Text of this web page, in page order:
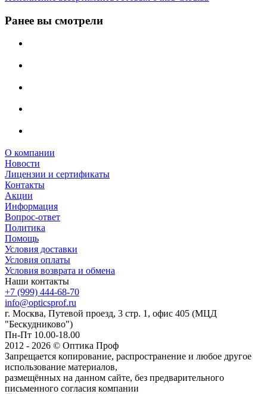
Ранее вы смотрели
О компании
Новости
Лицензии и сертификаты
Контакты
Акции
Информация
Вопрос-ответ
Политика
Помощь
Условия доставки
Условия оплаты
Условия возврата и обмена
Наши контакты
+7 (999) 444-68-70
info@opticsprof.ru
г. Москва, Путевой проезд, 3 стр. 1, офис 405 (МЦД
"Бескудниково")
Пн-Пт 10.00-18.00
2012 - 2026 © Оптика Проф
Запрещается копирование, распространение и любое другое
использование материалов,
размещённых на данном сайте, без предварительного
письменного согласия компании